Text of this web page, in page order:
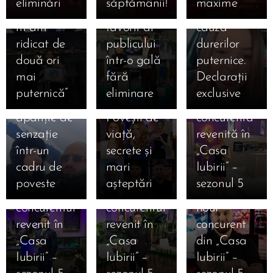
eliminări
săptămânii!
maxime
am căzut,
m-am
ridicat de
două ori
mai
puternică”
Valentin,
favorit al
publicului
într-o gală
fără
eliminare
spital din
cauza
durerilor
puternice.
Declarații
exclusive
21.01.2026
Kira și
Moldo,
apariție de
senzație
într-un
cadru de
poveste
Cine sunt
cei 14
concurenți
care au
intrat luni,
12 ianuarie
2026.
Povești de
viață,
secrete și
mari
așteptări
12.01.2026
Cine este
Lucia,
concurenta
revenită în
„Casa
Iubirii” –
sezonul 5
12.01.2026
Cine este
Danciu
Marius,
concurentul
revenit în
„Casa
Iubirii” –
12.01.2026
Cine este
Robert
Gabriel
Mihai,
concurentul
revenit în
„Casa
Iubirii” –
12.01.2026
Cine este
Ștefan
Armencea,
noul
concurent
din „Casa
Iubirii” –
12.01.2026
Cine este
12.01.2026
Cine este
Alexandru
12.01.2026
Cine este
Iosif